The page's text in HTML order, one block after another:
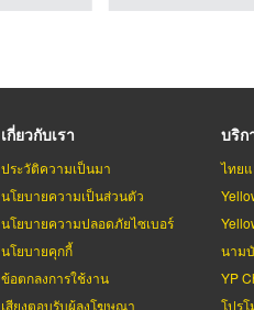
เกี่ยวกับเรา
ประวัติความเป็นมา
นโยบายความเป็นส่วนตัว
นโยบายความปลอดภัยไซเบอร์
นโยบายคุกกี้
ข้อตกลงการใช้งาน
เสียงตอบรับผู้ลงโฆษณา
บริก
ไทยแ
นาม
YP
โปร